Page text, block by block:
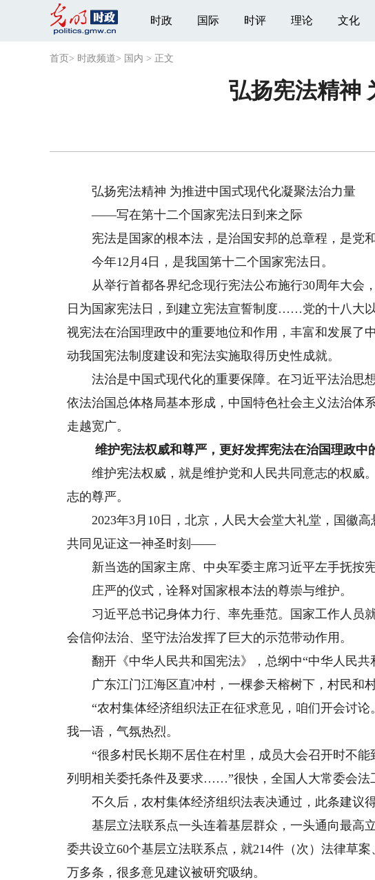
时政 国际 时评 理论 文化
首页 > 时政频道> 国内 > 正文
弘扬宪法精神
弘扬宪法精神 为推进中国式现代化凝聚法治力量
——写在第十二个国家宪法日到来之际
宪法是国家的根本法，是治国安邦的总章程，是党和
今年12月4日，是我国第十二个国家宪法日。
从举行首都各界纪念现行宪法公布施行30周年大会
日为国家宪法日，到建立宪法宣誓制度……党的十八大
视宪法在治国理政中的重要地位和作用，丰富和发展了
动我国宪法制度建设和宪法实施取得历史性成就。
法治是中国式现代化的重要保障。在习近平法治思
依法治国总体格局基本形成，中国特色社会主义法治体
走越宽广。
维护宪法权威和尊严，更好发挥宪法在治国理政中
维护宪法权威，就是维护党和人民共同意志的权威
志的尊严。
2023年3月10日，北京，人民大会堂大礼堂，国徽高
共同见证这一神圣时刻——
新当选的国家主席、中央军委主席习近平左手抚按宪
庄严的仪式，诠释对国家根本法的尊崇与维护。
习近平总书记身体力行、率先垂范。国家工作人员
会信仰法治、坚守法治发挥了巨大的示范带动作用。
翻开《中华人民共和国宪法》，总纲中“中华人民共
广东江门江海区直冲村，一棵参天榕树下，村民和村
“农村集体经济组织法正在征求意见，咱们开会讨论
我一语，气氛热烈。
“很多村民长期不居住在村里，成员大会召开时不能
列明相关委托条件及要求……”很快，全国人大常委会法
不久后，农村集体经济组织法表决通过，此条建议得
基层立法联系点一头连着基层群众，一头通向最高
委共设立60个基层立法联系点，就214件（次）法律草
万多条，很多意见建议被研究吸纳。